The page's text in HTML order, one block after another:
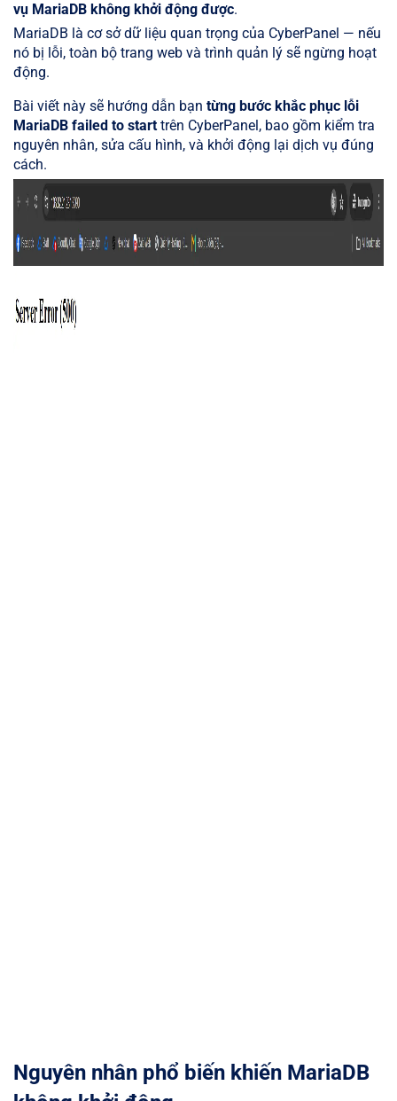
vụ MariaDB không khởi động được.
MariaDB là cơ sở dữ liệu quan trọng của CyberPanel — nếu
nó bị lỗi, toàn bộ trang web và trình quản lý sẽ ngừng hoạt
động.
Bài viết này sẽ hướng dẫn bạn từng bước khắc phục lỗi
MariaDB failed to starttrên CyberPanel, bao gồm kiểm tra
nguyên nhân, sửa cấu hình, và khởi động lại dịch vụ đúng
cách.
Nguyên nhân phổ biến khiến MariaDB